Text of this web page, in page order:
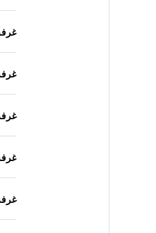
غرفة
غرفة
غرفة